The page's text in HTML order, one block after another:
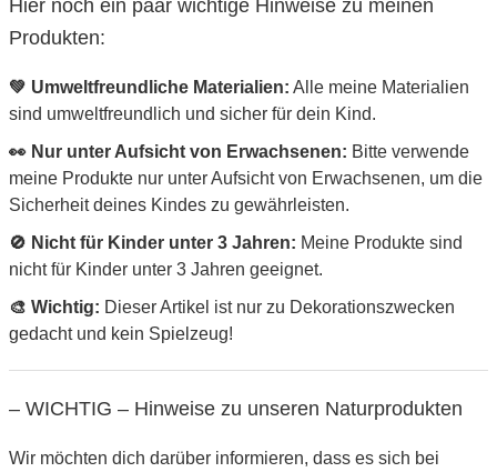
Hier noch ein paar wichtige Hinweise zu meinen
Produkten:
💚 Umweltfreundliche Materialien: Alle meine Materialien
sind umweltfreundlich und sicher für dein Kind.
👀 Nur unter Aufsicht von Erwachsenen: Bitte verwende
meine Produkte nur unter Aufsicht von Erwachsenen, um die
Sicherheit deines Kindes zu gewährleisten.
🚫 Nicht für Kinder unter 3 Jahren: Meine Produkte sind
nicht für Kinder unter 3 Jahren geeignet.
🎨 Wichtig: Dieser Artikel ist nur zu Dekorationszwecken
gedacht und kein Spielzeug!
– WICHTIG – Hinweise zu unseren Naturprodukten
Wir möchten dich darüber informieren, dass es sich bei